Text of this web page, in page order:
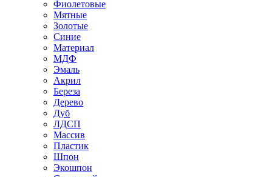
Фиолетовые
Мятные
Золотые
Синие
Материал
МДФ
Эмаль
Акрил
Береза
Дерево
Дуб
ЛДСП
Массив
Пластик
Шпон
Экошпон